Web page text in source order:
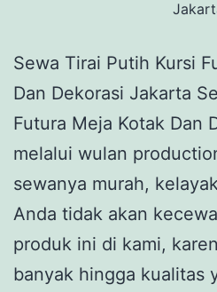
Sewa Tirai Putih Kursi
Dan Dekorasi Jakarta
Futura Meja Kotak Dan
melalui wulan
sewanya murah,
Anda tidak akan
produk ini di kami,
banyak hingga kualitas